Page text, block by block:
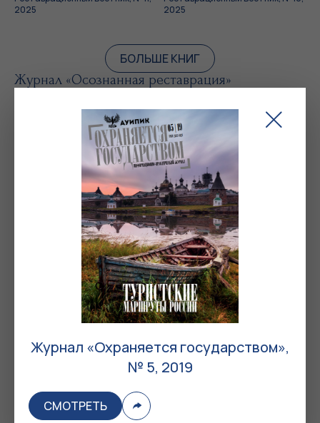
2025
2025
БОЛЬШЕ КНИГ
Журнал «Осознанная реставрация»
Осознанная реставрация, № 1,
Журнал «Реликвия»
Журнал «Охраняется государством»,
№ 5, 2019
СМОТРЕТЬ